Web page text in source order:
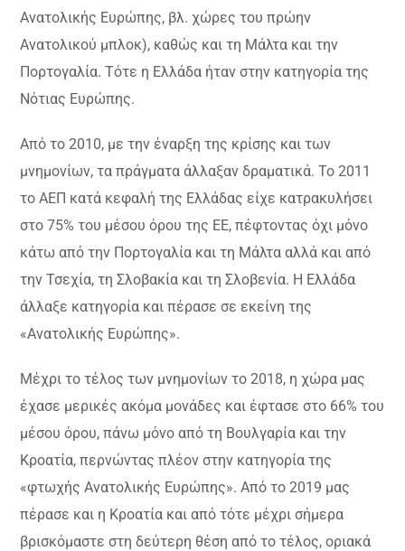
Ανατολικής Ευρώπης, βλ. χώρες του πρώην
Ανατολικού μπλοκ), καθώς και τη Μάλτα και την
Πορτογαλία. Τότε η Ελλάδα ήταν στην κατηγορία της
Νότιας Ευρώπης.
Από το 2010, με την έναρξη της κρίσης και των
μνημονίων, τα πράγματα άλλαξαν δραματικά. Το 2011
το ΑΕΠ κατά κεφαλή της Ελλάδας είχε κατρακυλήσει
στο 75% του μέσου όρου της ΕΕ, πέφτοντας όχι μόνο
κάτω από την Πορτογαλία και τη Μάλτα αλλά και από
την Τσεχία, τη Σλοβακία και τη Σλοβενία. Η Ελλάδα
άλλαξε κατηγορία και πέρασε σε εκείνη της
«Ανατολικής Ευρώπης».
Μέχρι το τέλος των μνημονίων το 2018, η χώρα μας
έχασε μερικές ακόμα μονάδες και έφτασε στο 66% του
μέσου όρου, πάνω μόνο από τη Βουλγαρία και την
Κροατία, περνώντας πλέον στην κατηγορία της
«φτωχής Ανατολικής Ευρώπης». Από το 2019 μας
πέρασε και η Κροατία και από τότε μέχρι σήμερα
βρισκόμαστε στη δεύτερη θέση από το τέλος, οριακά